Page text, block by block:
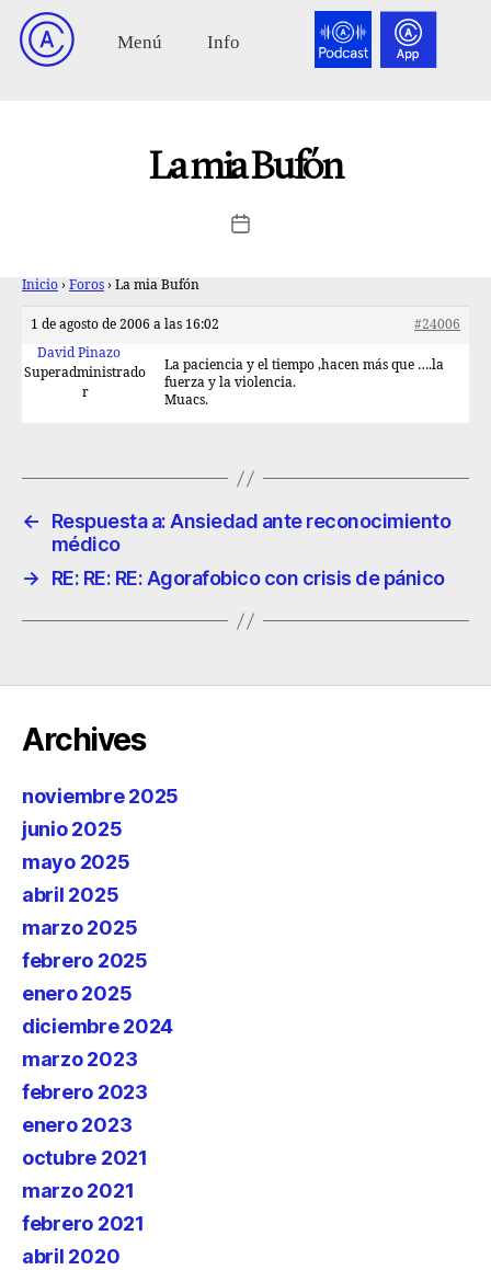
La mia Bufón
Inicio › Foros › La mia Bufón
1 de agosto de 2006 a las 16:02
#24006
David Pinazo
Superadministrado
r
La paciencia y el tiempo ,hacen más que ….la
fuerza y la violencia.
Muacs.
←
Respuesta a: Ansiedad ante reconocimiento
médico
→
RE: RE: RE: Agorafobico con crisis de pánico
Archives
noviembre 2025
junio 2025
mayo 2025
abril 2025
marzo 2025
febrero 2025
enero 2025
diciembre 2024
marzo 2023
febrero 2023
enero 2023
octubre 2021
marzo 2021
febrero 2021
abril 2020